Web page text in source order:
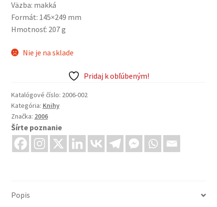
Väzba: makká
Formát: 145×249 mm
Hmotnosť: 207 g
Nie je na sklade
Pridaj k obľúbeným!
Katalógové číslo: 2006-002
Kategória: Knihy
Značka: 2006
Šírte poznanie
Popis